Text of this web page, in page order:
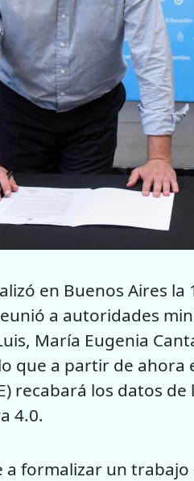
en Buenos Aires
a autoridades
María Eugenia
que a partir de
recabará los datos
4.0.
a formalizar un